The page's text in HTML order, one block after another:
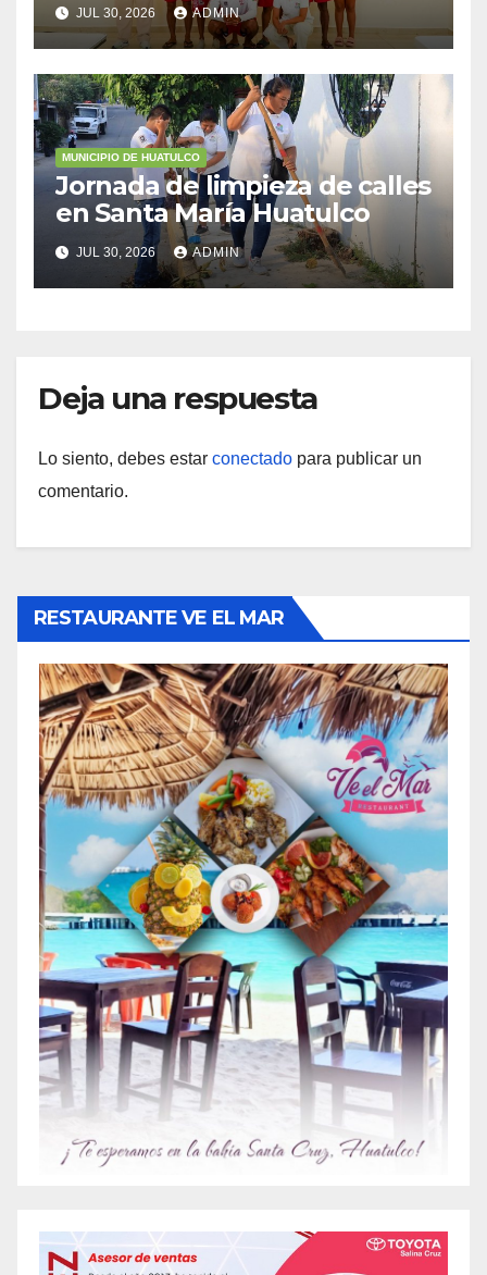
JUL 30, 2026 ADMIN
MUNICIPIO DE HUATULCO
Jornada de limpieza de calles
en Santa María Huatulco
JUL 30, 2026 ADMIN
Deja una respuesta
Lo siento, debes estar conectado para publicar un
comentario.
RESTAURANTE VE EL MAR